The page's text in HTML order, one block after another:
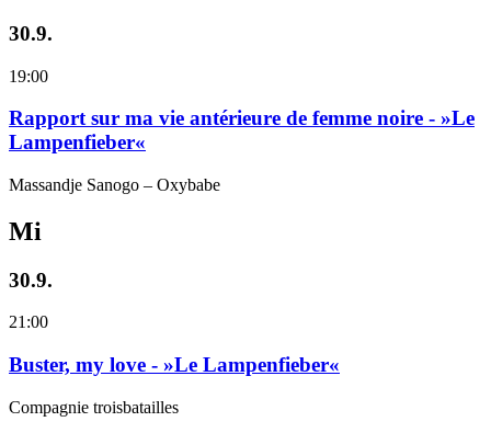
30.9.
19:00
Rapport sur ma vie antérieure de femme noire - »Le
Lampenfieber«
Massandje Sanogo – Oxybabe
Mi
30.9.
21:00
Buster, my love - »Le Lampenfieber«
Compagnie troisbatailles